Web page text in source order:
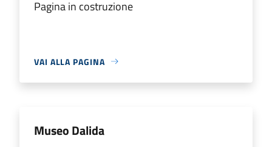
Pagina in costruzione
VAI ALLA PAGINA
Museo Dalida